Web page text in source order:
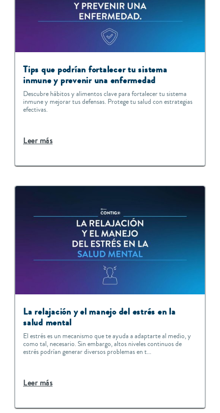
Tips que podrían fortalecer tu sistema
inmune y prevenir una enfermedad
Descubre hábitos y alimentos clave para fortalecer tu sistema
inmune y mejorar tus defensas. Protege tu salud con estrategias
efectivas.
Leer más
La relajación y el manejo del estrés en la
salud mental
El estrés es un mecanismo que te ayuda a adaptarte al medio, y
como tal, necesario. Sin embargo, altos niveles continuos de
estrés podrían generar diversos problemas en t...
Leer más